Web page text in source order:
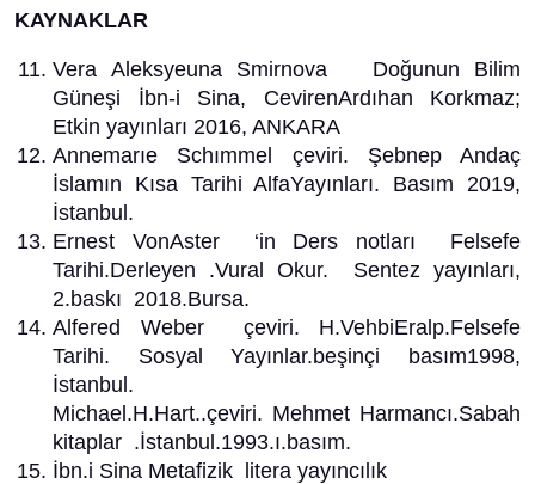
KAYNAKLAR
Vera Aleksyeuna Smirnova Doğunun Bilim
Güneşi İbn-i Sina, CevirenArdıhan Korkmaz;
Etkin yayınları 2016, ANKARA
Annemarıe Schımmel çeviri. Şebnep Andaç
İslamın Kısa Tarihi AlfaYayınları. Basım 2019,
İstanbul.
Ernest VonAster ‘in Ders notları Felsefe
Tarihi.Derleyen .Vural Okur. Sentez yayınları,
2.baskı 2018.Bursa.
Alfered Weber çeviri. H.VehbiEralp.Felsefe
Tarihi. Sosyal Yayınlar.beşinçi basım1998,
İstanbul.
Michael.H.Hart..çeviri. Mehmet Harmancı.Sabah
kitaplar .İstanbul.1993.ı.basım.
İbn.i Sina Metafizik litera yayıncılık